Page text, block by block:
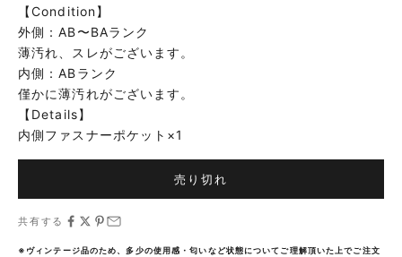
【Condition】
外側：AB〜BAランク
薄汚れ、スレがございます。
内側：ABランク
僅かに薄汚れがございます。
【Details】
内側ファスナーポケット×1
売り切れ
共有する
※ヴィンテージ品のため、多少の使用感・匂いなど状態についてご理解頂いた上でご注文